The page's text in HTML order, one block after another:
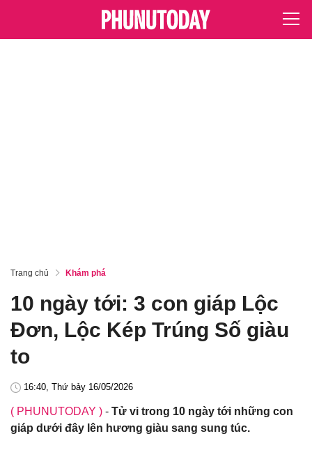
Trang chủ Khám phá
10 ngày tới: 3 con giáp Lộc
Đơn, Lộc Kép Trúng Số giàu
to
16:40, Thứ bảy 16/05/2026
( PHUNUTODAY ) - Tử vi trong 10 ngày tới những con
giáp dưới đây lên hương giàu sang sung túc.